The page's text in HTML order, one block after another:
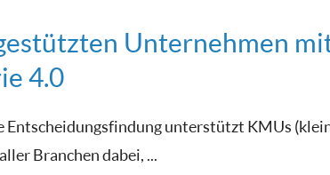
Unternehmen
4.0
Entscheidungsfindung unterstützt KMUs
Branchen dabei, ...